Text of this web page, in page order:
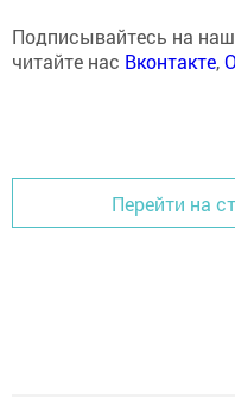
Подписывайтесь на наш
читайте нас Вконтакте,
Перейти на